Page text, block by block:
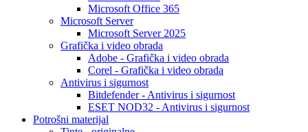
Microsoft Office 365
Microsoft Server
Microsoft Server 2025
Grafička i video obrada
Adobe - Grafička i video obrada
Corel - Grafička i video obrada
Antivirus i sigurnost
Bitdefender - Antivirus i sigurnost
ESET NOD32 - Antivirus i sigurnost
Potrošni materijal